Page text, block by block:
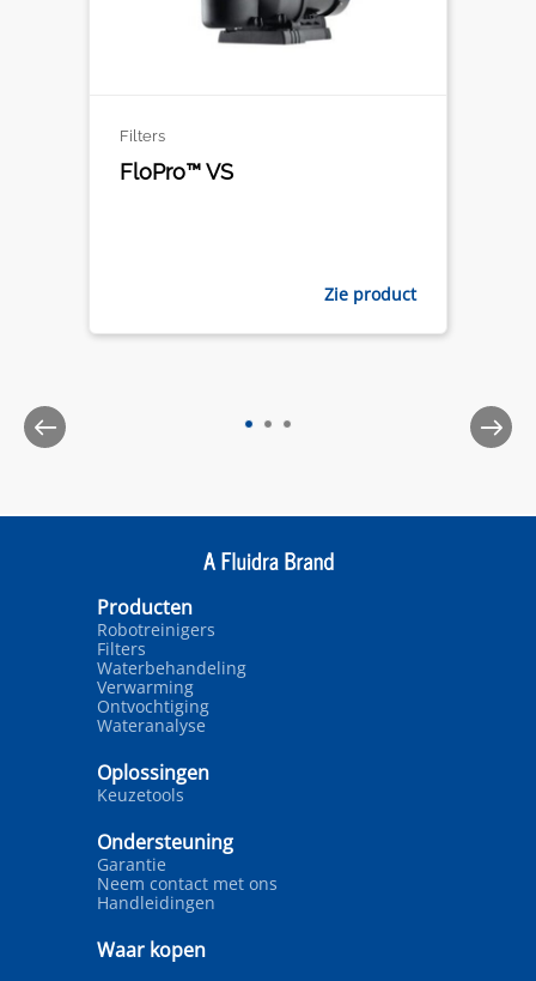
Filters
FloPro™ VS
Zie product
Producten
Robotreinigers
Filters
Waterbehandeling
Verwarming
Ontvochtiging
Wateranalyse
Oplossingen
Keuzetools
Ondersteuning
Garantie
Neem contact met ons
Handleidingen
Waar kopen